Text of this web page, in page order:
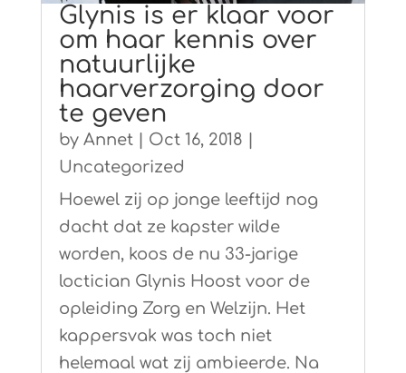
Glynis is er klaar voor
om haar kennis over
natuurlijke
haarverzorging door
te geven
by Annet| Oct 16, 2018
Uncategorized
Hoewel zij op jonge leeftijd nog
dacht dat ze kapster wilde
worden, koos de nu 33-jarige
loctician Glynis Hoost voor de
opleiding Zorg en Welzijn. Het
kappersvak was toch niet
helemaal wat zij ambieerde. Na